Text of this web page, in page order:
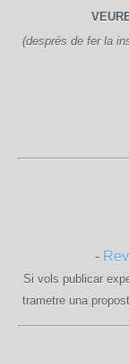
(després de fer la
-
Si vols publicar
trametre una